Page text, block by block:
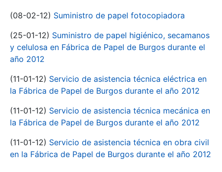
(08-02-12) Suministro de papel fotocopiadora
(25-01-12) Suministro de papel higiénico, secamanos
y celulosa en Fábrica de Papel de Burgos durante el
año 2012
(11-01-12) Servicio de asistencia técnica eléctrica en
la Fábrica de Papel de Burgos durante el año 2012
(11-01-12) Servicio de asistencia técnica mecánica en
la Fábrica de Papel de Burgos durante el año 2012
(11-01-12) Servicio de asistencia técnica en obra civil
en la Fábrica de Papel de Burgos durante el año 2012